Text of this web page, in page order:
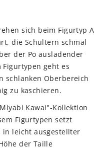
sich beim Figurtyp A
die Schultern schmal
der Po ausladender
geht es
schlanken Oberbereich
zu kaschieren.
Kawai"-Kollektion
Figurtypen setzt
in leicht ausgestellter
der Taille